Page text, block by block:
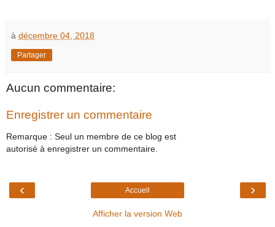
à décembre 04, 2018
Partager
Aucun commentaire:
Enregistrer un commentaire
Remarque : Seul un membre de ce blog est
autorisé à enregistrer un commentaire.
‹ ›
Accueil
Afficher la version Web